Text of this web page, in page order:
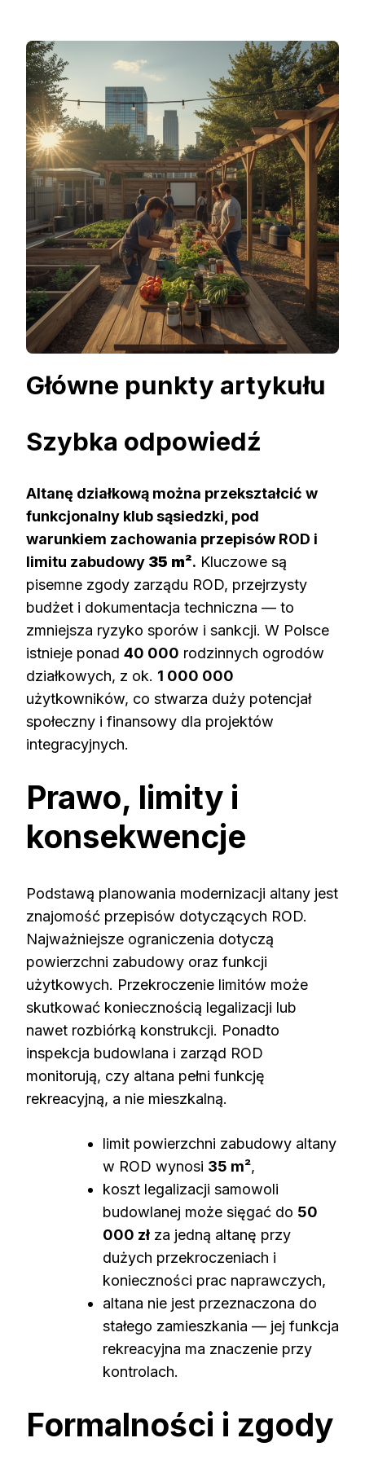
Główne punkty artykułu
Szybka odpowiedź
Altanę działkową można przekształcić w
funkcjonalny klub sąsiedzki, pod
warunkiem zachowania przepisów ROD i
limitu zabudowy 35 m². Kluczowe są
pisemne zgody zarządu ROD, przejrzysty
budżet i dokumentacja techniczna — to
zmniejsza ryzyko sporów i sankcji. W Polsce
istnieje ponad 40 000 rodzinnych ogrodów
działkowych, z ok. 1 000 000
użytkowników, co stwarza duży potencjał
społeczny i finansowy dla projektów
integracyjnych.
Prawo, limity i
konsekwencje
Podstawą planowania modernizacji altany jest
znajomość przepisów dotyczących ROD.
Najważniejsze ograniczenia dotyczą
powierzchni zabudowy oraz funkcji
użytkowych. Przekroczenie limitów może
skutkować koniecznością legalizacji lub
nawet rozbiórką konstrukcji. Ponadto
inspekcja budowlana i zarząd ROD
monitorują, czy altana pełni funkcję
rekreacyjną, a nie mieszkalną.
limit powierzchni zabudowy altany
w ROD wynosi 35 m²,
koszt legalizacji samowoli
budowlanej może sięgać do 50
000 zł za jedną altanę przy
dużych przekroczeniach i
konieczności prac naprawczych,
altana nie jest przeznaczona do
stałego zamieszkania — jej funkcja
rekreacyjna ma znaczenie przy
kontrolach.
Formalności i zgody